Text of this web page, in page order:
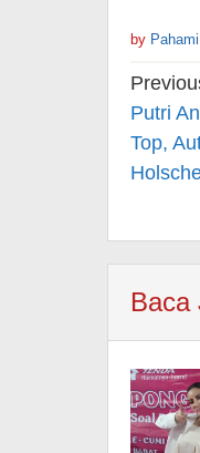
by
Post
Putri
Top,
Baca